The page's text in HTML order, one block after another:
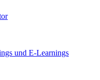
und E-Learnings